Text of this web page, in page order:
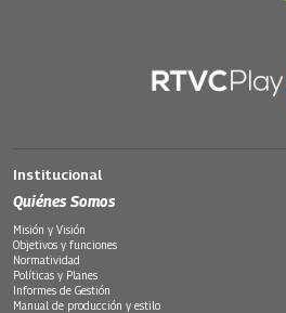
Institucional
Quiénes Somos
Misión y Visión
Objetivos y funciones
Normatividad
Políticas y Planes
Informes de Gestión
Manual de producción y estilo